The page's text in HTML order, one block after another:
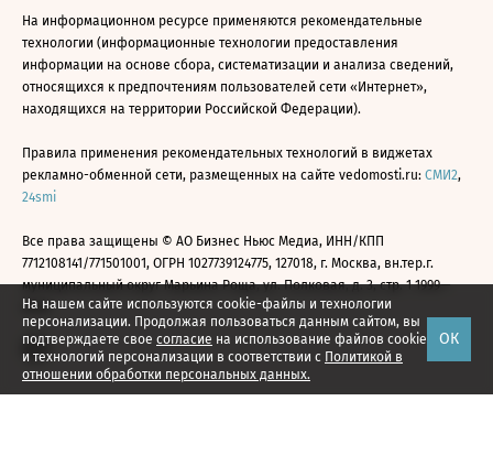
На нашем сайте используются cookie-файлы и технологии
персонализации. Продолжая пользоваться данным сайтом, вы
подтверждаете свое согласие на использование файлов cookie
и технологий персонализации в соответствии с Политикой в
отношении обработки персональных данных.
ОК
На информационном ресурсе применяются рекомендательные
технологии (информационные технологии предоставления
информации на основе сбора, систематизации и анализа сведений,
относящихся к предпочтениям пользователей сети «Интернет»,
находящихся на территории Российской Федерации).
Правила применения рекомендательных технологий в виджетах
рекламно-обменной сети, размещенных на сайте vedomosti.ru: СМИ2,
24smi
Все права защищены © АО Бизнес Ньюс Медиа, ИНН/КПП
7712108141/771501001, ОГРН 1027739124775, 127018, г. Москва, вн.тер.г.
муниципальный округ Марьина Роща, ул. Полковая, д. 3, стр. 1 1999—
2026